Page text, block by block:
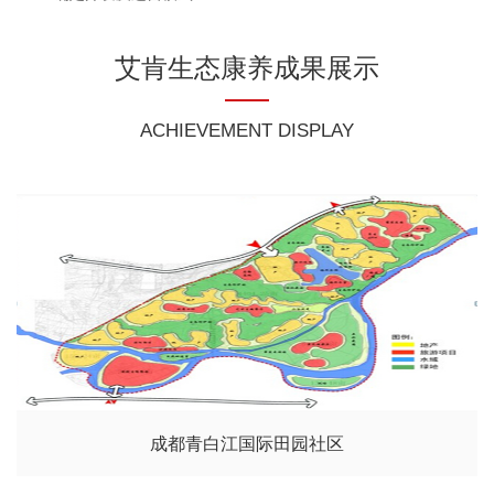
艾肯生态康养成果展示
ACHIEVEMENT DISPLAY
成都青白江国际田园社区